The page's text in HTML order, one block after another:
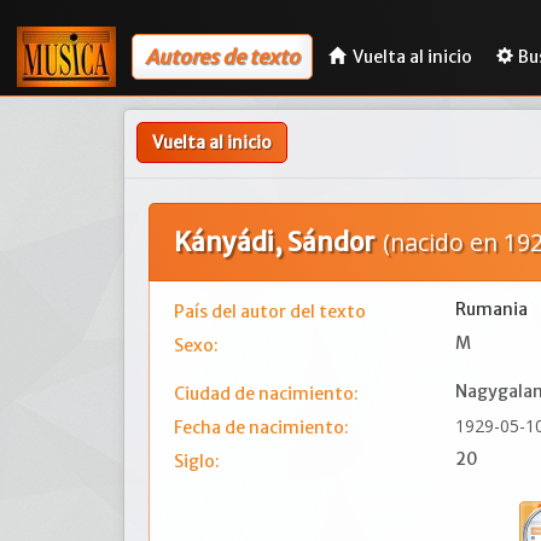
Autores de texto Vuelta al inicio
Vuelta al inicio
Kányádi, Sándor(nacido en
País del autor del texto
Rumania
Sexo:
M
Ciudad de nacimiento:
Fecha de nacimiento:
1929-05-
Siglo: 20